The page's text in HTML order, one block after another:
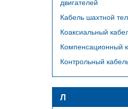
двигателей
Кабель шахтной
Коаксиальный
Компенсационный
Контрольный
Л